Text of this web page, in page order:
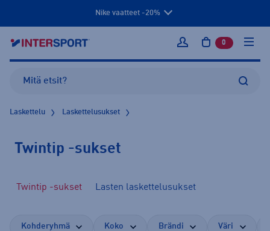
Nike vaatteet -20%
Kirjaudu sisään
0 tuotetta
Laskettelu Laskettelusukset
Twintip -sukset
Twintip -sukset Lasten laskettelusukset
Kohderyhmä Koko Brändi Väri